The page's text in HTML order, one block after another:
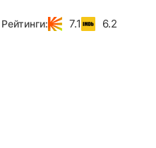
Рейтинги: 7.1 6.2